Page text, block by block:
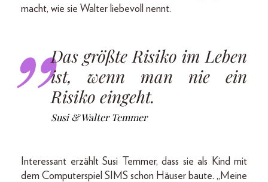
macht, wie sie Walter liebevoll nennt.
Das größte Risiko im Leben
ist, wenn man nie ein
Risiko eingeht.
Susi & Walter Temmer
Interessant erzählt Susi Temmer, dass sie als Kind mit
dem Computerspiel SIMS schon Häuser baute. „Meine